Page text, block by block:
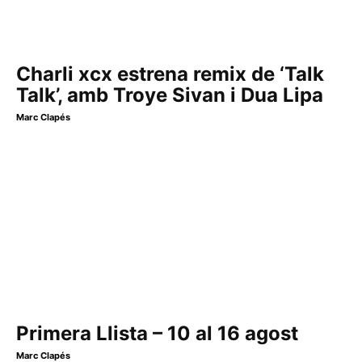
Charli xcx estrena remix de ‘Talk
Talk’, amb Troye Sivan i Dua Lipa
Marc Clapés
Primera Llista – 10 al 16 agost
Marc Clapés